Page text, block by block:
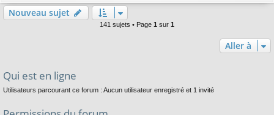
Nouveau sujet
141 sujets • Page 1 sur 1
Aller à
Qui est en ligne
Utilisateurs parcourant ce forum : Aucun utilisateur enregistré et 1 invité